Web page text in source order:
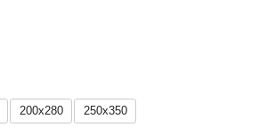
200x280 250x350